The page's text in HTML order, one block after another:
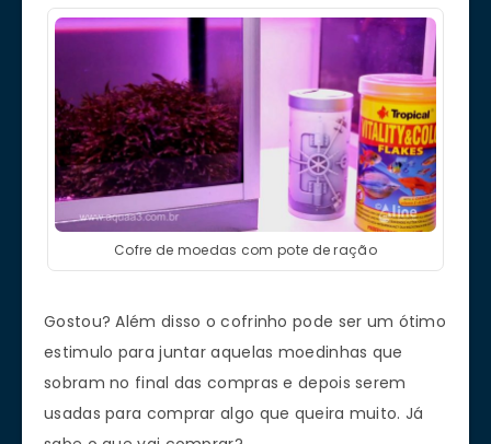
Cofre de moedas com pote de ração
Gostou? Além disso o cofrinho pode ser um ótimo
estimulo para juntar aquelas moedinhas que
sobram no final das compras e depois serem
usadas para comprar algo que queira muito. Já